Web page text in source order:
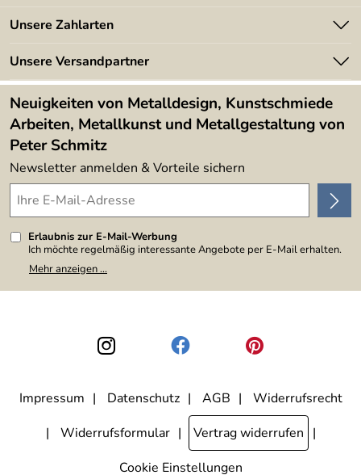
Kundeninformationen
Newsletter
Lieferbedingungen
Angebote
Kundenbewertungen (394)
4,9/5
Unsere Zahlarten
Unsere Versandpartner
Neuigkeiten von Metalldesign, Kunstschmiede
Arbeiten, Metallkunst und Metallgestaltung von
Peter Schmitz
Newsletter anmelden & Vorteile sichern
Erlaubnis zur E-Mail-Werbung
Ich möchte regelmäßig interessante Angebote per E-Mail erhalten.
Meine E-Mail-Adresse wird nicht an andere Unternehmen
weitergegeben. Zu statistischen Zwecken wird in anonymer Form
den Link "Abmelden" am Ende des Newsletters anklicke. Die
Datenschutzerklärung
habe ich zur Kenntnis genommen.
Mehr anzeigen ...
Impressum Datenschutz AGB
Widerrufsrecht
Widerrufsformular
Vertrag widerrufen
Cookie Einstellungen